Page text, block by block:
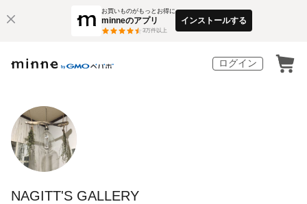
お買いものがもっとお得に
minneのアプリ
3万件以上
インストールする
ログイン
NAGITT'S GALLERY